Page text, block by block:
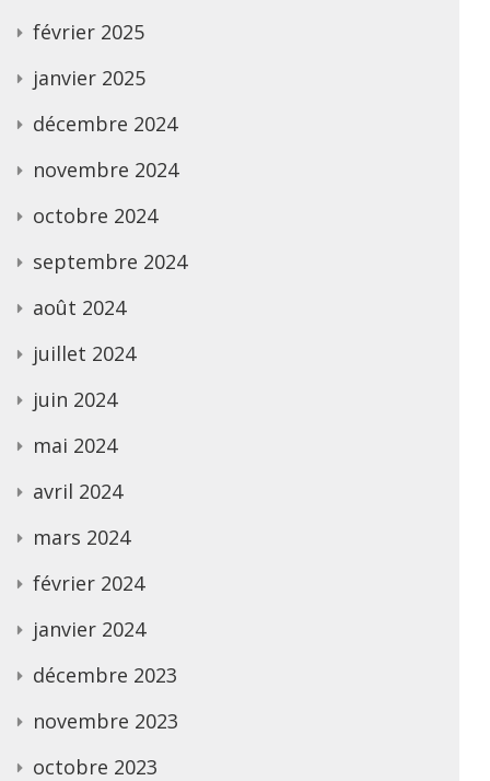
février 2025
janvier 2025
décembre 2024
novembre 2024
octobre 2024
septembre 2024
août 2024
juillet 2024
juin 2024
mai 2024
avril 2024
mars 2024
février 2024
janvier 2024
décembre 2023
novembre 2023
octobre 2023